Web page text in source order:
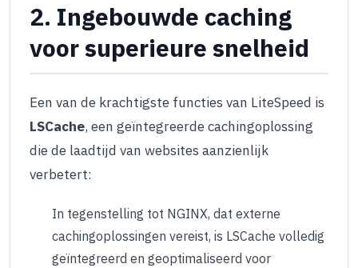
2. Ingebouwde caching
voor superieure snelheid
Een van de krachtigste functies van LiteSpeed is
LSCache, een geïntegreerde cachingoplossing
die de laadtijd van websites aanzienlijk
verbetert:
In tegenstelling tot NGINX, dat externe
cachingoplossingen vereist, is LSCache volledig
geïntegreerd en geoptimaliseerd voor